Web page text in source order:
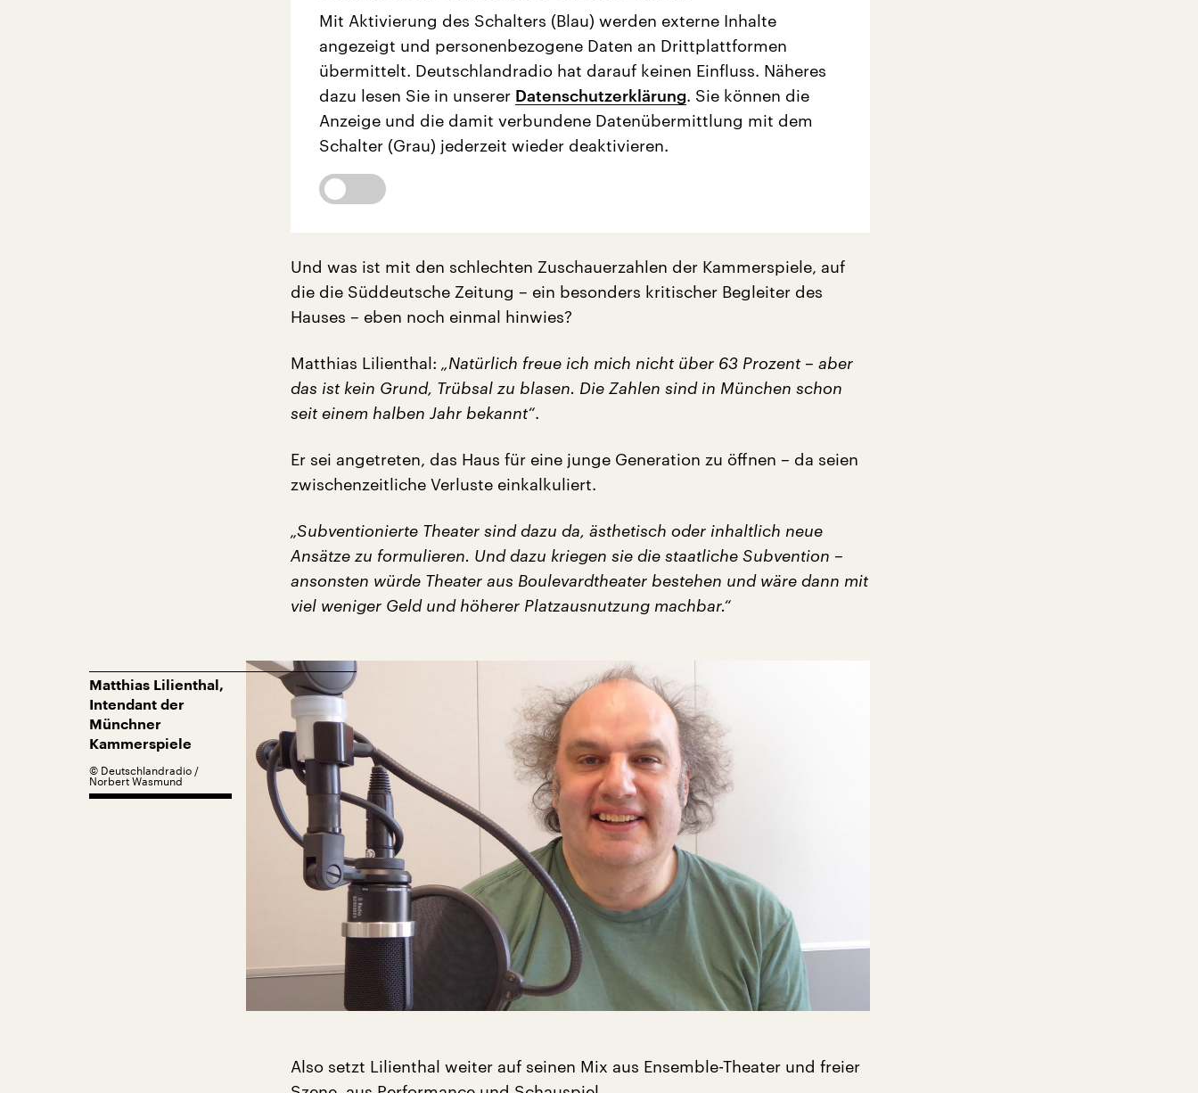
Mit Aktivierung des Schalters (Blau) werden externe Inhalte
angezeigt und personenbezogene Daten an Drittplattformen
übermittelt. Deutschlandradio hat darauf keinen Einfluss. Näheres
dazu lesen Sie in unserer Datenschutzerklärung. Sie können die
Anzeige und die damit verbundene Datenübermittlung mit dem
Schalter (Grau) jederzeit wieder deaktivieren.
Und was ist mit den schlechten Zuschauerzahlen der Kammerspiele, auf
die die Süddeutsche Zeitung – ein besonders kritischer Begleiter des
Hauses – eben noch einmal hinwies?
Matthias Lilienthal: „Natürlich freue ich mich nicht über 63 Prozent – aber
das ist kein Grund, Trübsal zu blasen. Die Zahlen sind in München schon
seit einem halben Jahr bekannt“.
Er sei angetreten, das Haus für eine junge Generation zu öffnen – da seien
zwischenzeitliche Verluste einkalkuliert.
„Subventionierte Theater sind dazu da, ästhetisch oder inhaltlich neue
Ansätze zu formulieren. Und dazu kriegen sie die staatliche Subvention –
ansonsten würde Theater aus Boulevardtheater bestehen und wäre dann mit
viel weniger Geld und höherer Platzausnutzung machbar.“
Matthias Lilienthal,
Intendant der
Münchner
Kammerspiele
© Deutschlandradio /
Norbert Wasmund
Also setzt Lilienthal weiter auf seinen Mix aus Ensemble-Theater und freier